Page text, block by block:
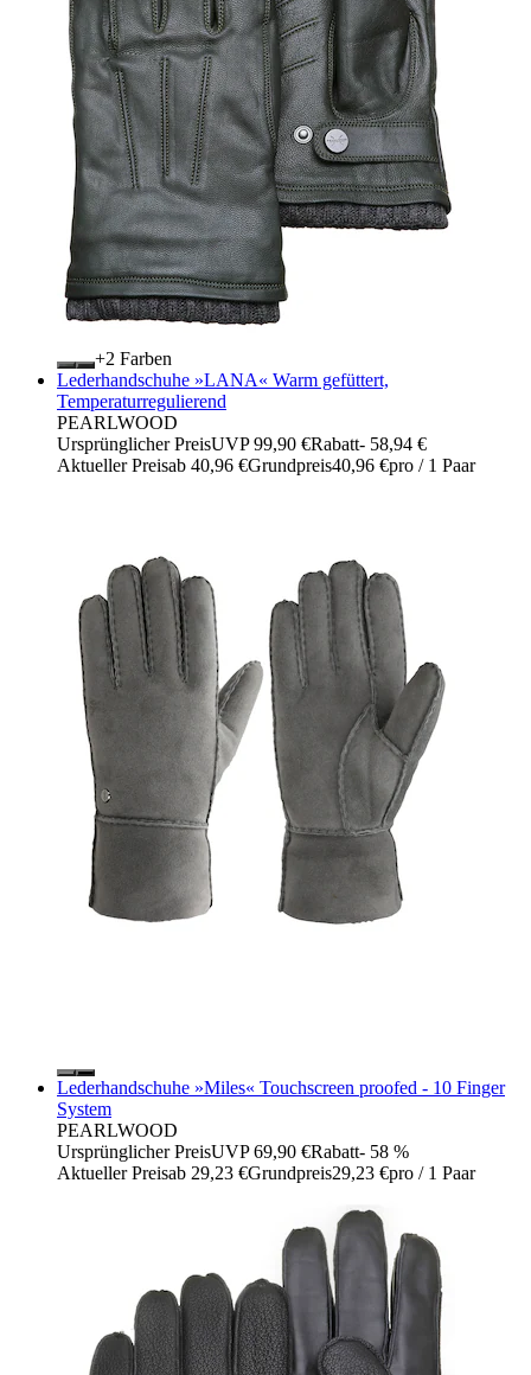
+
Farben
Lederhandschuhe »LANA« Warm gefüttert,
Temperaturregulierend
PEARLWOOD
Ursprünglicher PreisUVP 99,90 €Rabatt- 58,94 €
Aktueller Preisab 40,96 €Grundpreis40,96 €pro / 1 Paar
Lederhandschuhe »Miles« Touchscreen proofed - 10 Finger
System
PEARLWOOD
Ursprünglicher PreisUVP 69,90 €Rabatt- 58 %
Aktueller Preisab 29,23 €Grundpreis29,23 €pro / 1 Paar